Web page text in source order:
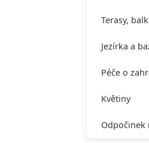
Terasy,
Jezírka a
Péče o
Květiny
Odpočinek